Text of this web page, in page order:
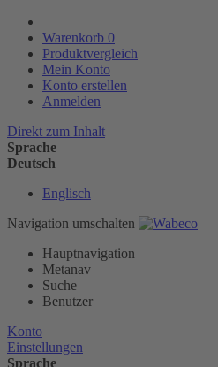
Warenkorb 0
Produktvergleich
Mein Konto
Konto erstellen
Anmelden
Direkt zum Inhalt
Sprache
Deutsch
Englisch
Navigation umschalten
Hauptnavigation
Metanav
Suche
Benutzer
Konto
Einstellungen
Sprache